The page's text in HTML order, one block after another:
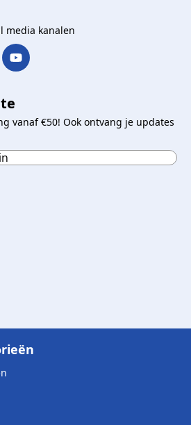
media kanalen
vanaf €50! Ook ontvang je updates